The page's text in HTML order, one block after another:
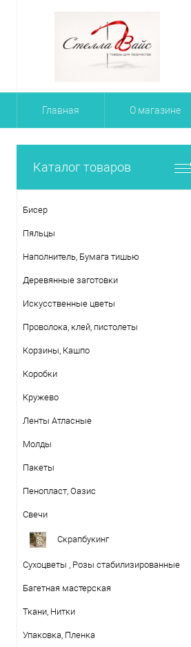
Главная О магазине
Каталог товаров
Бисер
Пяльцы
Наполнитель, Бумага тишью
Деревянные заготовки
Искусственные цветы
Проволока, клей, пистолеты
Корзины, Кашпо
Коробки
Кружево
Ленты Атласные
Молды
Пакеты
Пенопласт, Оазис
Свечи
Скрапбукинг
Сухоцветы , Розы стабилизированные
Багетная мастерская
Ткани, Нитки
Упаковка, Пленка